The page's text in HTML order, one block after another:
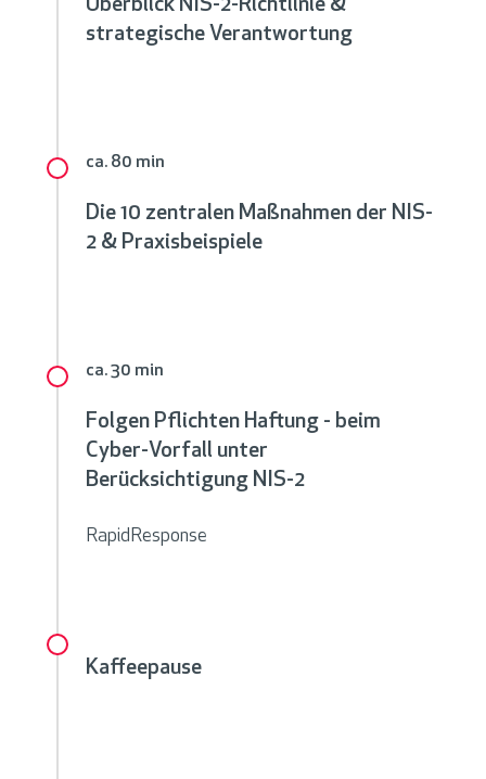
Überblick NIS-2-Richtlinie &
strategische Verantwortung
ca. 80 min
Die 10 zentralen Maßnahmen der NIS-
2 & Praxisbeispiele
ca. 30 min
Folgen Pflichten Haftung - beim
Cyber-Vorfall unter
Berücksichtigung NIS-2
RapidResponse
Kaffeepause